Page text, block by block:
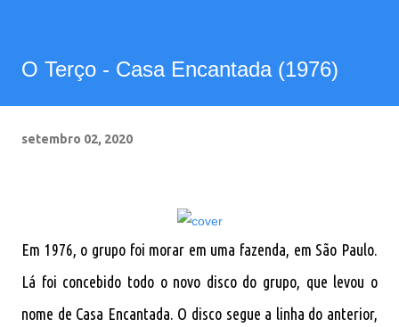
O Terço - Casa Encantada (1976)
setembro 02, 2020
Em 1976, o grupo foi morar em uma fazenda, em São Paulo.
Lá foi concebido todo o novo disco do grupo, que levou o
nome de Casa Encantada. O disco segue a linha do anterior,